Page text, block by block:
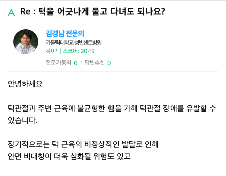
Re : 턱을 어긋나게 물고 다녀도 되나요?
김경남 전문의
가톨릭대학교 성빈센트병원
하이닥 스코어: 2049
전문가동의 0 답변추천 0
안녕하세요
턱관절과 주변 근육에 불균형한 힘을 가해 턱관절 장애를 유발할 수
있습니다.
장기적으로는 턱 근육의 비정상적인 발달로 인해
안면 비대칭이 더욱 심화될 위험도 있고